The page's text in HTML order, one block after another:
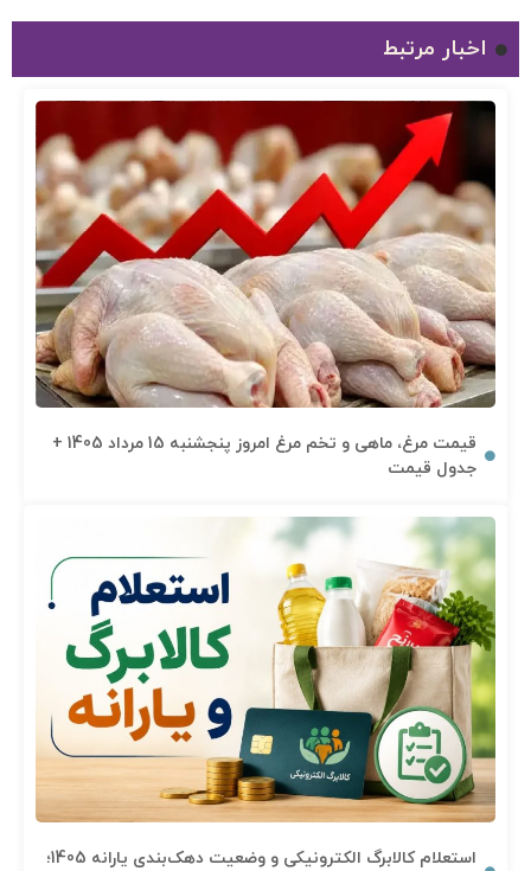
اخبار مرتبط
قیمت مرغ، ماهی و تخم مرغ امروز پنجشنبه 15 مرداد 1405 +
جدول قیمت
استعلام کالابرگ الکترونیکی و وضعیت دهک‌بندی یارانه 1405؛